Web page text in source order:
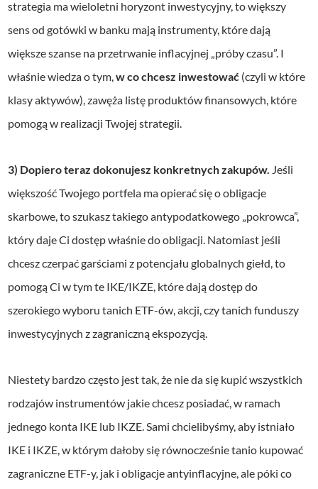
strategia ma wieloletni horyzont inwestycyjny, to większy
sens od gotówki w banku mają instrumenty, które dają
większe szanse na przetrwanie inflacyjnej „próby czasu”. I
właśnie wiedza o tym,w co chcesz inwestować (czyli w które
klasy aktywów), zawęża listę produktów finansowych, które
pomogą w realizacji Twojej strategii.
3) Dopiero teraz dokonujesz konkretnych zakupów. Jeśli
większość Twojego portfela ma opierać się o obligacje
skarbowe, to szukasz takiego antypodatkowego „pokrowca”,
który daje Ci dostęp właśnie do obligacji. Natomiast jeśli
chcesz czerpać garściami z potencjału globalnych giełd, to
pomogą Ci w tym te IKE/IKZE, które dają dostęp do
szerokiego wyboru tanich ETF-ów, akcji, czy tanich funduszy
inwestycyjnych z zagraniczną ekspozycją.
Niestety bardzo często jest tak, że nie da się kupić wszystkich
rodzajów instrumentów jakie chcesz posiadać, w ramach
jednego konta IKE lub IKZE. Sami chcielibyśmy, aby istniało
IKE i IKZE, w którym dałoby się równocześnie tanio kupować
zagraniczne ETF-y, jak i obligacje antyinflacyjne, ale póki co